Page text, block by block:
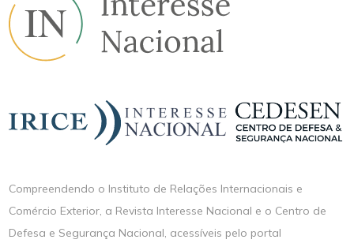
Compreendendo o Instituto de Relações Internacionais e
Comércio Exterior, a Revista Interesse Nacional e o Centro de
Defesa e Segurança Nacional, acessíveis pelo portal